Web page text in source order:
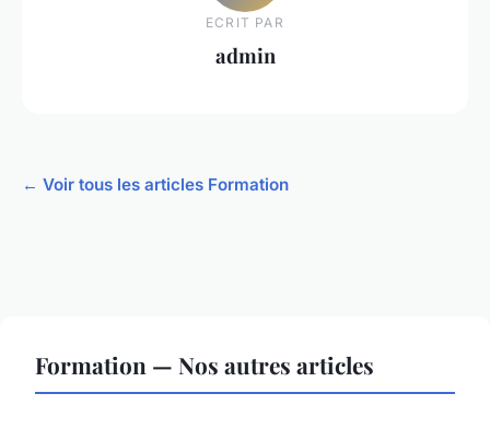
ECRIT PAR
admin
← Voir tous les articles Formation
Formation — Nos autres articles